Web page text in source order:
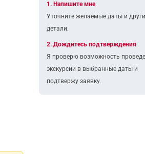
1. Напишите мне
Уточните желаемые даты и
детали.
2. Дождитесь подтверждения
Я проверю возможность
экскурсии в выбранные даты и
подтвержу заявку.